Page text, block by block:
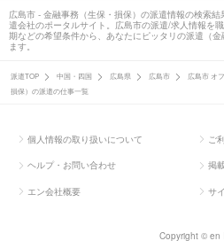
広島市 - 金融事務（生保・損保）の派遣情報の検索
遣会社のポータルサイト。広島市の派遣/求人情報を
期などの希望条件から、あなたにピッタリの派遣（
ます。
派遣TOP 中国・四国 広島県 広島市 広島市 オ
損保）の派遣の仕事一覧
個人情報の取り扱いについて ご
ヘルプ・お問い合わせ 掲
エン会社概要 サ
Copyright © en